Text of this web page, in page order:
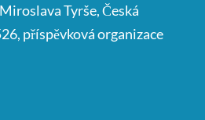
Tyrše, Česká
příspěvková organizace